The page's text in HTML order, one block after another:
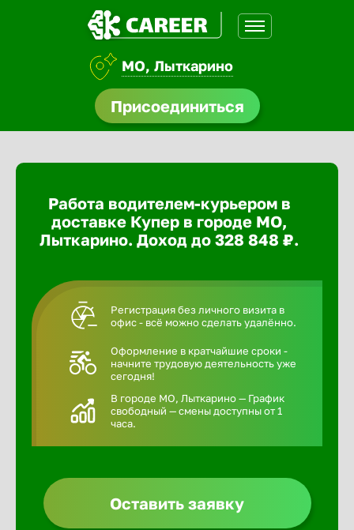
МО, Лыткарино
Присоединиться
Работа водителем-курьером в
доставке Купер в городе МО,
Лыткарино. Доход до 328 848 ₽.
Регистрация без личного визита в
офис - всё можно сделать удалённо.
Оформление в кратчайшие сроки -
начните трудовую деятельность уже
сегодня!
В городе МО, Лыткарино — График
свободный — смены доступны от 1
часа.
Оставить заявку